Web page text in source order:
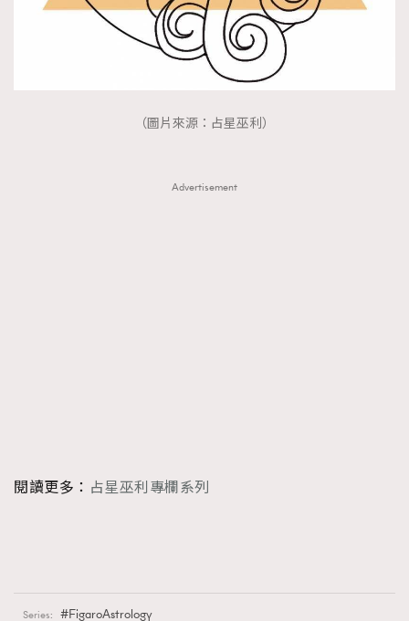
（圖片來源：占星巫利）
Advertisement
閱讀更多： 占星巫利專欄系列
Series: FigaroAstrology